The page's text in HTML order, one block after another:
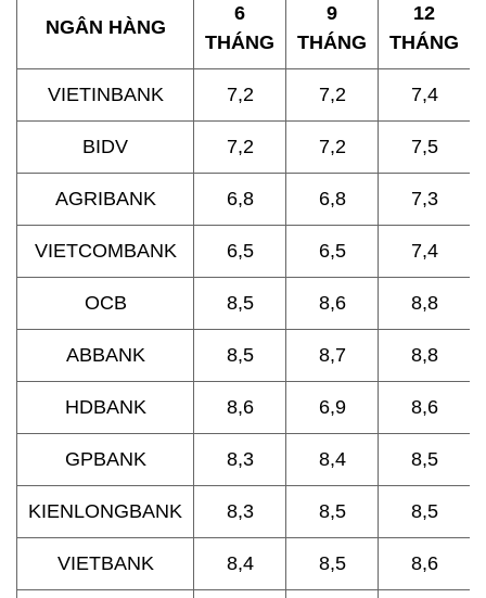
NGÂN HÀNG
6
THÁNG
9
THÁNG
12
THÁNG
VIETINBANK 7,2 7,2 7,4
BIDV 7,2 7,2 7,5
AGRIBANK 6,8 6,8 7,3
VIETCOMBANK 6,5 6,5 7,4
OCB 8,5 8,6 8,8
ABBANK 8,5 8,7 8,8
HDBANK 8,6 6,9 8,6
GPBANK 8,3 8,4 8,5
KIENLONGBANK 8,3 8,5 8,5
VIETBANK 8,4 8,5 8,6